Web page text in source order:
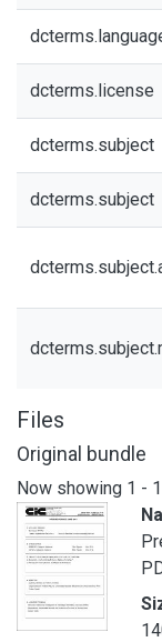
dcterms.license
dcterms.subject
dcterms.subject
Files
Original bundle
Now showing 1 -